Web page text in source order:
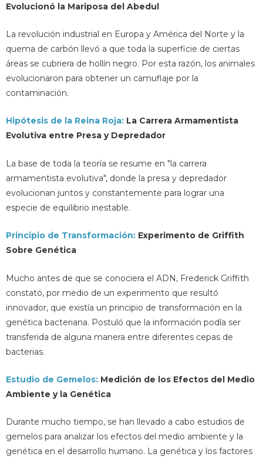
Evolucionó la Mariposa del Abedul
La revolución industrial en Europa y América del Norte y la
quema de carbón llevó a que toda la superficie de ciertas
áreas se cubriera de hollín negro. Por esta razón, los animales
evolucionaron para obtener un camuflaje por la
contaminación.
Hipótesis de la Reina Roja: La Carrera Armamentista
Evolutiva entre Presa y Depredador
La base de toda la teoría se resume en "la carrera
armamentista evolutiva", donde la presa y depredador
evolucionan juntos y constantemente para lograr una
especie de equilibrio inestable.
Principio de Transformación: Experimento de Griffith
Sobre Genética
Mucho antes de que se conociera el ADN, Frederick Griffith
constató, por medio de un experimento que resultó
innovador, que existía un principio de transformación en la
genética bacteriana. Postuló que la información podía ser
transferida de alguna manera entre diferentes cepas de
bacterias.
Estudio de Gemelos: Medición de los Efectos del Medio
Ambiente y la Genética
Durante mucho tiempo, se han llevado a cabo estudios de
gemelos para analizar los efectos del medio ambiente y la
genética en el desarrollo humano. La genética y los factores